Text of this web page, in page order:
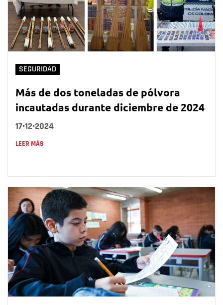
SEGURIDAD
Más de dos toneladas de pólvora
incautadas durante diciembre de 2024
17•12•2024
LEER MÁS